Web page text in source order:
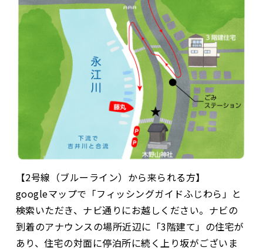
【2号線（ブルーライン）から来られる方】
googleマップで「フィッシングガイドふじわら」と
検索いただき、ナビ通りにお越しください。ナビの
到着のアナウンスの場所近辺に「3階建て」の住宅が
あり、住宅の対面に停泊所に続く上り坂がございま